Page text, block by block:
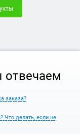
заказа?
Что делать, если не